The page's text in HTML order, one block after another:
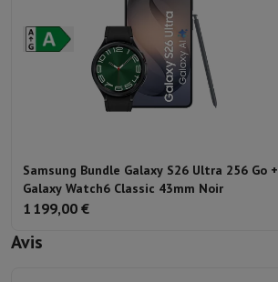
Samsung Bundle Galaxy S26 Ultra 256 Go +
Galaxy Watch6 Classic 43mm Noir
1 199,00 €
Avis